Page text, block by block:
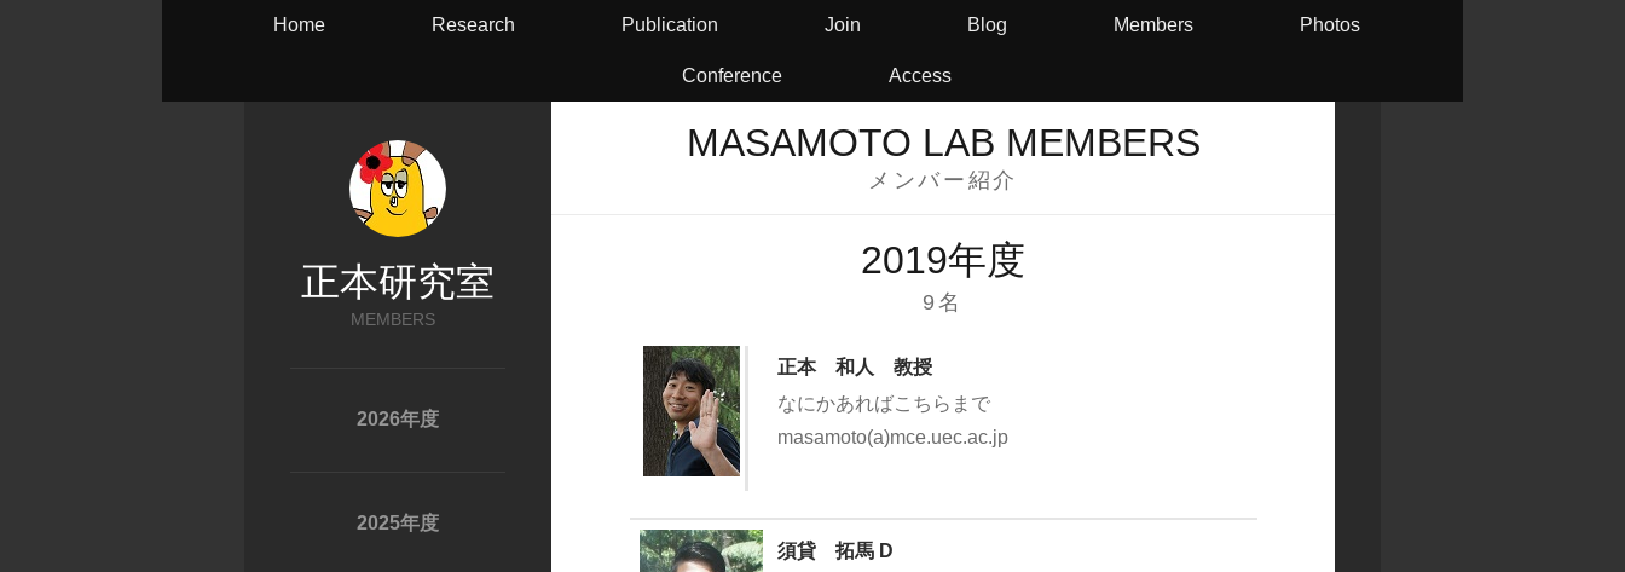
Home Research Publication Join Blog Members Photos
Conference Access
正本研究室
MEMBERS
2026年度
2025年度
MASAMOTO LAB MEMBERS
メンバー紹介
2019年度
9名
正本 和人 教授
なにかあればこちらまで
masamoto(a)mce.uec.ac.jp
須貸 拓馬 D